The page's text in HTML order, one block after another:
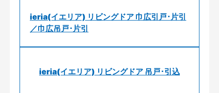
ieria(イエリア) リビングドア 巾広引戸･片引
／巾広吊戸･片引
ieria(イエリア) リビングドア 吊戸･引込